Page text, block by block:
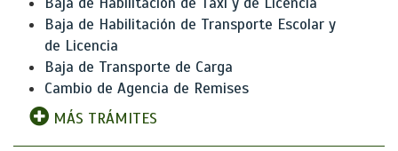
Baja de Habilitación de Transporte Escolar y
de Licencia
Baja de Transporte de Carga
Cambio de Agencia de Remises
MÁS TRÁMITES